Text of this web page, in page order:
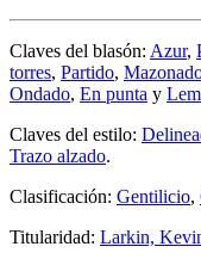
Claves del blasón: Azur,
torres, Partido,
Ondado, En punta y
Claves del estilo:
Trazo alzado.
Clasificación: Gentilicio,
Titularidad: Larkin,